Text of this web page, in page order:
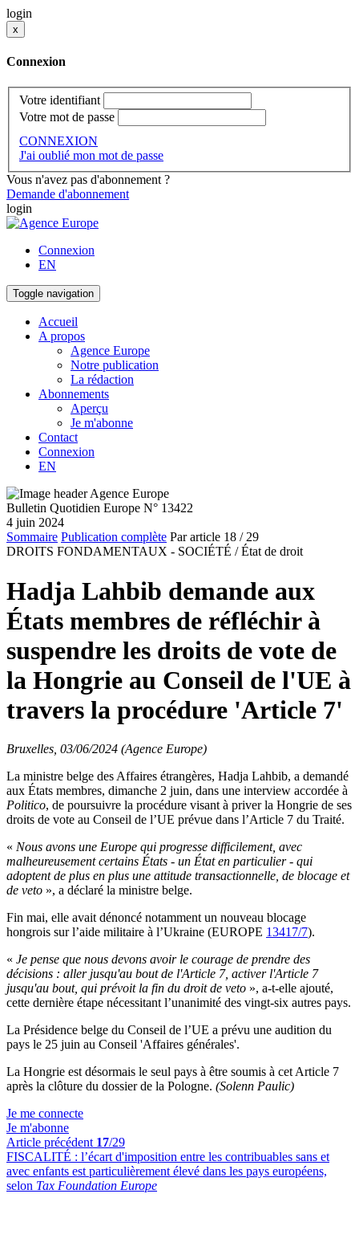
login
x
Connexion
Votre identifiant
Votre mot de passe
CONNEXION
J'ai oublié mon mot de passe
Vous n'avez pas d'abonnement ?
Demande d'abonnement
login
Connexion
EN
Toggle navigation
Accueil
A propos
Agence Europe
Notre publication
La rédaction
Abonnements
Aperçu
Je m'abonne
Contact
Connexion
EN
Bulletin Quotidien Europe N° 13422
4 juin 2024
Sommaire Publication complète Par article 18 / 29
DROITS FONDAMENTAUX - SOCIÉTÉ / État de droit
Hadja Lahbib demande aux
États membres de réfléchir à
suspendre les droits de vote de
la Hongrie au Conseil de l'UE à
travers la procédure 'Article 7'
Bruxelles, 03/06/2024 (Agence Europe)
La ministre belge des Affaires étrangères, Hadja Lahbib, a demandé
aux États membres, dimanche 2 juin, dans une interview accordée à
Politico, de poursuivre la procédure visant à priver la Hongrie de ses
droits de vote au Conseil de l’UE prévue dans l’Article 7 du Traité.
« Nous avons une Europe qui progresse difficilement, avec
malheureusement certains États - un État en particulier - qui
adoptent de plus en plus une attitude transactionnelle, de blocage et
de veto », a déclaré la ministre belge.
Fin mai, elle avait dénoncé notamment un nouveau blocage
hongrois sur l’aide militaire à l’Ukraine (EUROPE 13417/7).
« Je pense que nous devons avoir le courage de prendre des
décisions : aller jusqu'au bout de l'Article 7, activer l'Article 7
jusqu'au bout, qui prévoit la fin du droit de veto », a-t-elle ajouté,
cette dernière étape nécessitant l’unanimité des vingt-six autres pays.
La Présidence belge du Conseil de l’UE a prévu une audition du
pays le 25 juin au Conseil 'Affaires générales'.
La Hongrie est désormais le seul pays à être soumis à cet Article 7
après la clôture du dossier de la Pologne. (Solenn Paulic)
Je me connecte
Je m'abonne
Article précédent 17/29
FISCALITÉ : l’écart d'imposition entre les contribuables sans et
avec enfants est particulièrement élevé dans les pays européens,
selon Tax Foundation Europe